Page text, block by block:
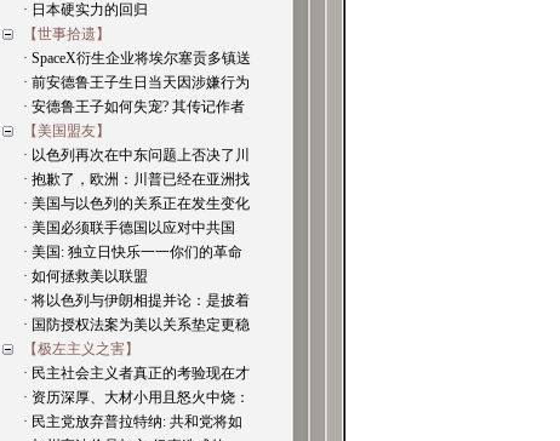
· 日本硬实力的回归
【世事拾遗】
· SpaceX衍生企业将埃尔塞贡多镇送
· 前安德鲁王子生日当天因涉嫌行为
· 安德鲁王子如何失宠? 其传记作者
【美国盟友】
· 以色列再次在中东问题上否决了川
· 抱歉了，欧洲：川普已经在亚洲找
· 美国与以色列的关系正在发生变化
· 美国必须联手德国以应对中共国
· 美国: 独立日快乐一一你们的革命
· 如何拯救美以联盟
· 将以色列与伊朗相提并论：是披着
· 国防授权法案为美以关系垫定更稳
【极左主义之害】
· 民主社会主义者真正的考验现在才
· 资历深厚、大材小用且怒火中烧：
· 民主党放弃普拉特纳: 共和党将如